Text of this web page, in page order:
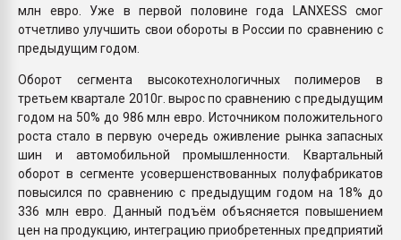
млн евро. Уже в первой половине года LANXESS смог
отчетливо улучшить свои обороты в России по сравнению с
предыдущим годом.
Оборот сегмента высокотехнологичных полимеров в
третьем квартале 2010г. вырос по сравнению с предыдущим
годом на 50% до 986 млн евро. Источником положительного
роста стало в первую очередь оживление рынка запасных
шин и автомобильной промышленности. Квартальный
оборот в сегменте усовершенствованных полуфабрикатов
повысился по сравнению с предыдущим годом на 18% до
336 млн евро. Данный подъём объясняется повышением
цен на продукцию, интеграцию приобретенных предприятий